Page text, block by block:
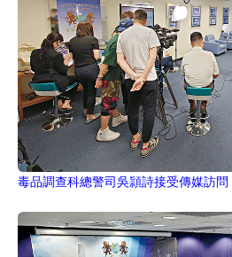
毒品調查科總警司吳頴詩接受傳媒訪問